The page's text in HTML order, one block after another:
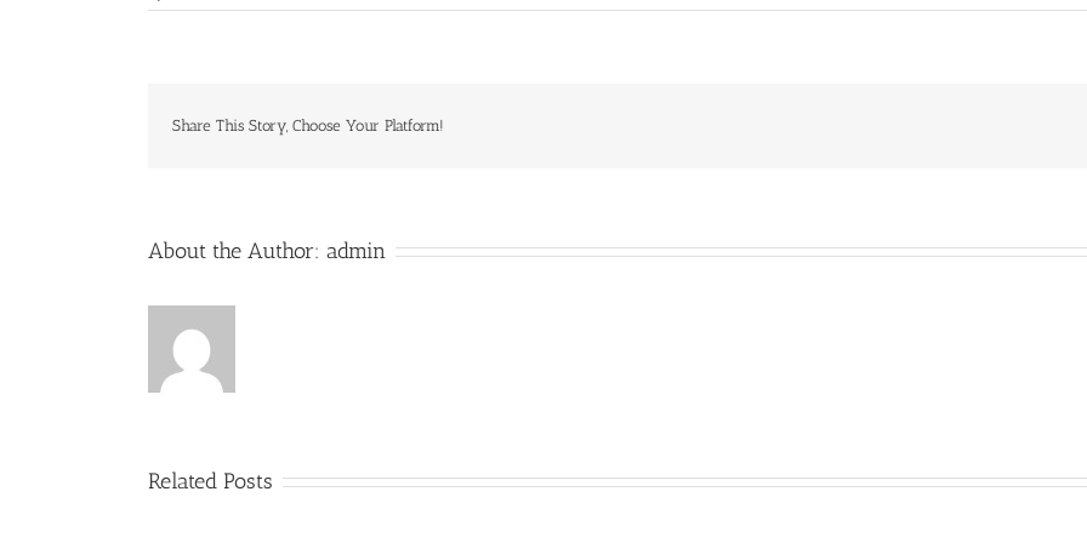
Share This Story, Choose Your Platform!
About the Author: admin
Related Posts